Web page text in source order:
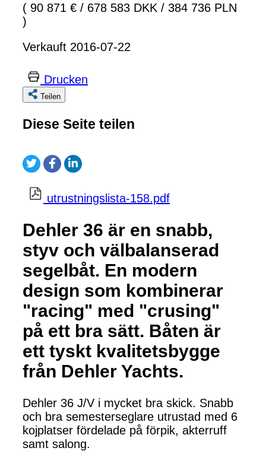
( 90 871 € / 678 583 DKK / 384 736 PLN
)
Verkauft 2016-07-22
Drucken
Teilen
Diese Seite teilen
utrustningslista-158.pdf
Dehler 36 är en snabb,
styv och välbalanserad
segelbåt. En modern
design som kombinerar
"racing" med "crusing"
på ett bra sätt. Båten är
ett tyskt kvalitetsbygge
från Dehler Yachts.
Dehler 36 J/V i mycket bra skick. Snabb
och bra semesterseglare utrustad med 6
kojplatser fördelade på förpik, akterruff
samt salong.